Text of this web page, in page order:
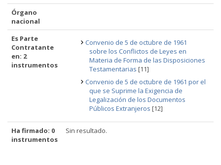
Órgano
nacional
Es Parte
Contratante
en: 2
instrumentos
Convenio de 5 de octubre de 1961
sobre los Conflictos de Leyes en
Materia de Forma de las Disposiciones
Testamentarias [11]
Convenio de 5 de octubre de 1961 por el
que se Suprime la Exigencia de
Legalización de los Documentos
Públicos Extranjeros [12]
Ha firmado: 0
instrumentos
Sin resultado.